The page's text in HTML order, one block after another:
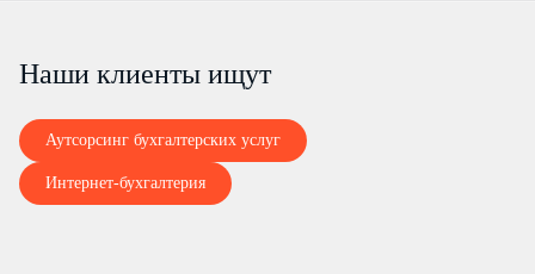
Наши клиенты ищут
Аутсорсинг бухгалтерских услуг
Интернет-бухгалтерия